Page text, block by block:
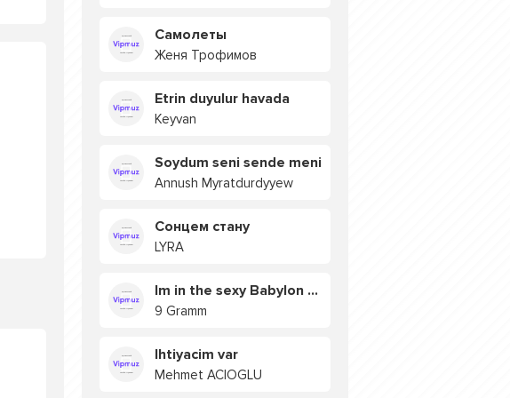
Самолеты
Женя Трофимов
Etrin duyulur havada
Keyvan
Soydum seni sende meni
Annush Myratdurdyyew
Сонцем стану
LYRA
Im in the sexy Babylon БУЯ
9 Gramm
Ihtiyacim var
Mehmet ACIOGLU